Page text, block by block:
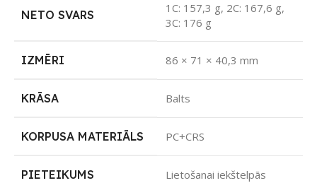
NETO SVARS
1C: 157,3 g, 2C: 167,6 g,
3C: 176 g
IZMĒRI 86 × 71 × 40,3 mm
KRĀSA Balts
KORPUSA MATERIĀLS PC+CRS
PIETEIKUMS Lietošanai iekštelpās